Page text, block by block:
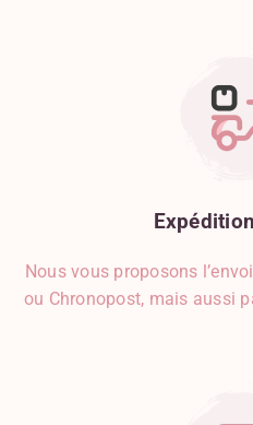
Expédition
Nous vous proposons
ou Chronopost, mais aussi